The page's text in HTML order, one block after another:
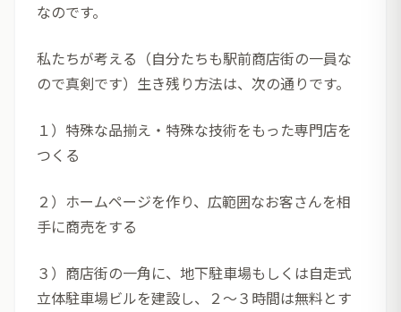
なのです。
私たちが考える（自分たちも駅前商店街の一員な
ので真剣です）生き残り方法は、次の通りです。
１）特殊な品揃え・特殊な技術をもった専門店を
つくる
２）ホームページを作り、広範囲なお客さんを相
手に商売をする
３）商店街の一角に、地下駐車場もしくは自走式
立体駐車場ビルを建設し、２～３時間は無料とす